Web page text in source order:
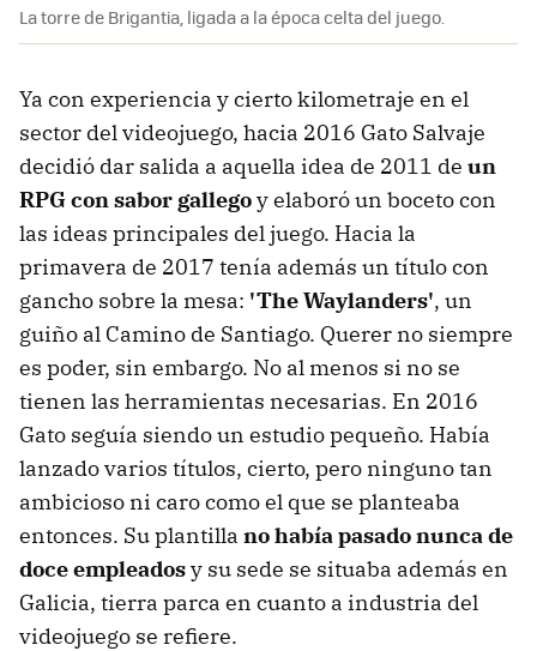
La torre de Brigantia, ligada a la época celta del juego.
Ya con experiencia y cierto kilometraje en el
sector del videojuego, hacia 2016 Gato Salvaje
decidió dar salida a aquella idea de 2011 de un
RPG con sabor gallegoy elaboró un boceto con
las ideas principales del juego. Hacia la
primavera de 2017 tenía además un título con
gancho sobre la mesa: 'The Waylanders', un
guiño al Camino de Santiago. Querer no siempre
es poder, sin embargo. No al menos si no se
tienen las herramientas necesarias. En 2016
Gato seguía siendo un estudio pequeño. Había
lanzado varios títulos, cierto, pero ninguno tan
ambicioso ni caro como el que se planteaba
entonces. Su plantilla no había pasado nunca de
doce empleadosy su sede se situaba además en
Galicia, tierra parca en cuanto a industria del
videojuego se refiere.